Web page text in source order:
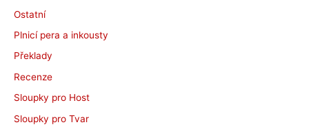
Ostatní
Plnicí pera a inkousty
Překlady
Recenze
Sloupky pro Host
Sloupky pro Tvar